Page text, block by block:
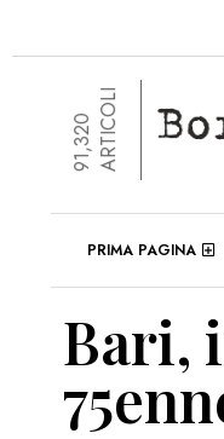
91,320ARTICOLI
PRIMA PAGINA
Bari,